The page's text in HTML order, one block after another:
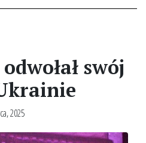
swój
2025